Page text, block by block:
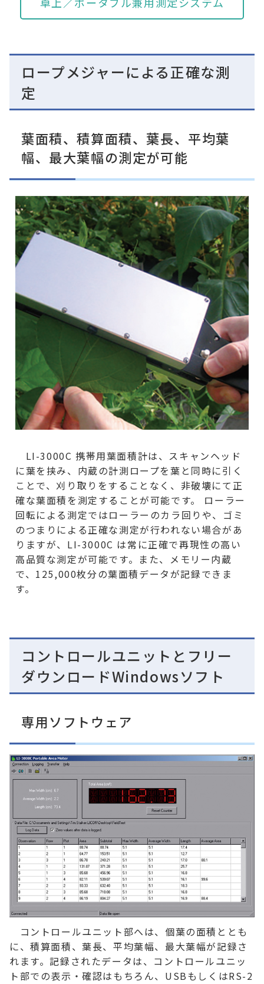
ロープメジャーによる正確な測
定
葉面積、積算面積、葉長、平均葉
幅、最大葉幅の測定が可能
LI-3000C 携帯用葉面積計は、スキャンヘッド
に葉を挟み、内蔵の計測ロープを葉と同時に引く
ことで、刈り取りをすることなく、非破壊にて正
確な葉面積を測定することが可能です。 ローラー
回転による測定ではローラーのカラ回りや、ゴミ
のつまりによる正確な測定が行われない場合があ
りますが、LI-3000C は常に正確で再現性の高い
高品質な測定が可能です。また、メモリー内蔵
で、125,000枚分の葉面積データが記録できま
す。
コントロールユニットとフリー
ダウンロードWindowsソフト
専用ソフトウェア
コントロールユニット部へは、個葉の面積ととも
に、積算面積、葉長、平均葉幅、最大葉幅が記録さ
れます。記録されたデータは、コントロールユニッ
ト部での表示・確認はもちろん、USBもしくはRS-2